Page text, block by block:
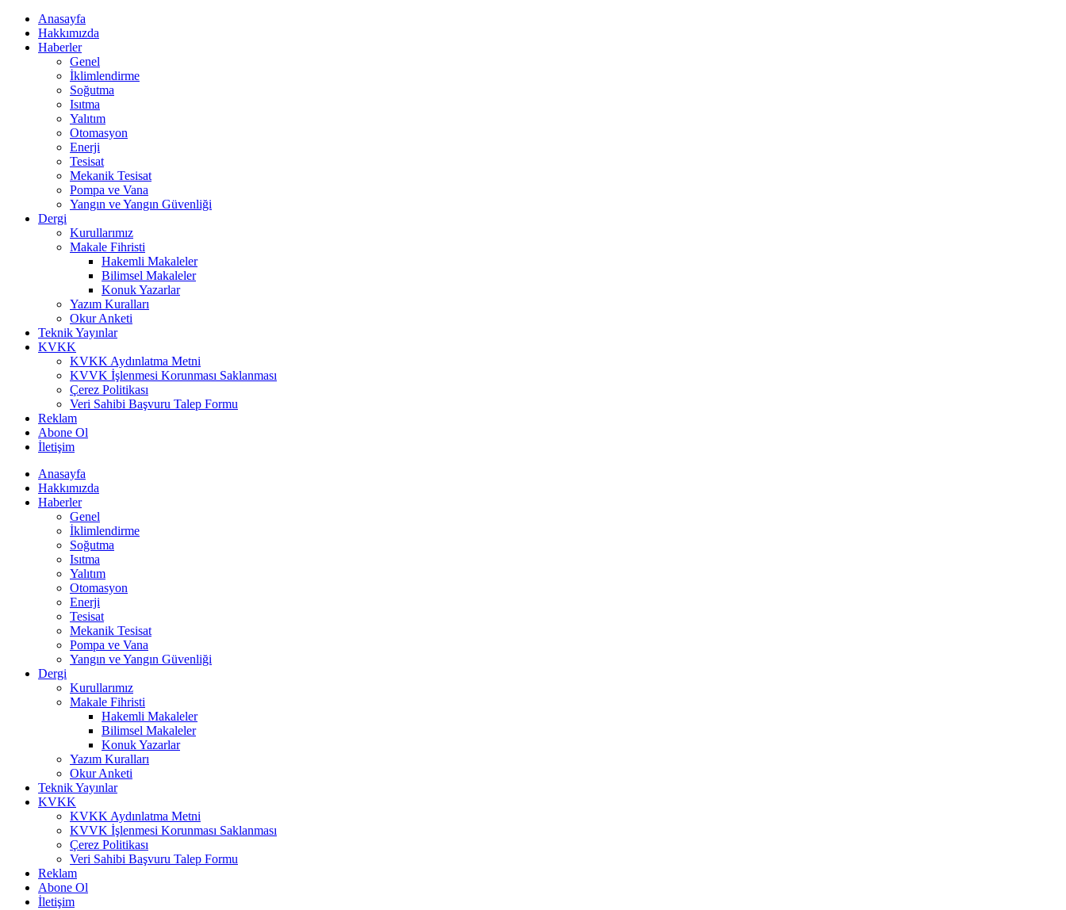
Anasayfa
Hakkımızda
Haberler
Genel
İklimlendirme
Soğutma
Isıtma
Yalıtım
Otomasyon
Enerji
Tesisat
Mekanik Tesisat
Pompa ve Vana
Yangın ve Yangın Güvenliği
Dergi
Kurullarımız
Makale Fihristi
Hakemli Makaleler
Bilimsel Makaleler
Konuk Yazarlar
Yazım Kuralları
Okur Anketi
Teknik Yayınlar
KVKK
KVKK Aydınlatma Metni
KVVK İşlenmesi Korunması Saklanması
Çerez Politikası
Veri Sahibi Başvuru Talep Formu
Reklam
Abone Ol
İletişim
Anasayfa
Hakkımızda
Haberler
Genel
İklimlendirme
Soğutma
Isıtma
Yalıtım
Otomasyon
Enerji
Tesisat
Mekanik Tesisat
Pompa ve Vana
Yangın ve Yangın Güvenliği
Dergi
Kurullarımız
Makale Fihristi
Hakemli Makaleler
Bilimsel Makaleler
Konuk Yazarlar
Yazım Kuralları
Okur Anketi
Teknik Yayınlar
KVKK
KVKK Aydınlatma Metni
KVVK İşlenmesi Korunması Saklanması
Çerez Politikası
Veri Sahibi Başvuru Talep Formu
Reklam
Abone Ol
İletişim